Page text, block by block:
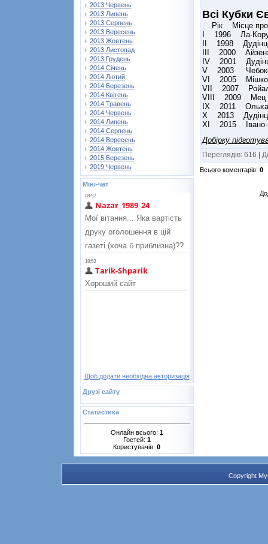
2013 Червень
2013 Липень
2013 Серпень
2013 Вересень
2013 Жовтень
2013 Листопад
2013 Грудень
2014 Січень
2014 Лютий
2014 Березень
2014 Квітень
2014 Травень
2014 Червень
2014 Липень
2014 Серпень
2014 Вересень
2014 Жовтень
2015 Березень
2019 Червень
Міні-чат
Щоб додати необхідна авторизація
Друзі сайту
Статистика
Онлайн всього: 1
Гостей: 1
Користувачів: 0
Всі Кубки
Рік Місце
І 1996 Ла-
ІІ 1998
ІІІ 2000
IV 2001
V 2003
VI 2005
VII 2007
VIII 2009 Мец
IX 2011
X 2013
XI 2015 Івано-
Добірку
Переглядів: 616 |
Всього коментарів: 0
Copyright